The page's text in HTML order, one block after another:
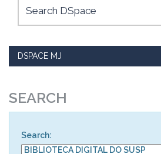
DSPACE MJ
SEARCH
Search: